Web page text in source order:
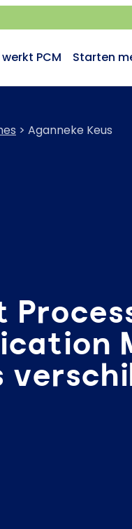
werkt PCM Starten
> Aganneke Keus